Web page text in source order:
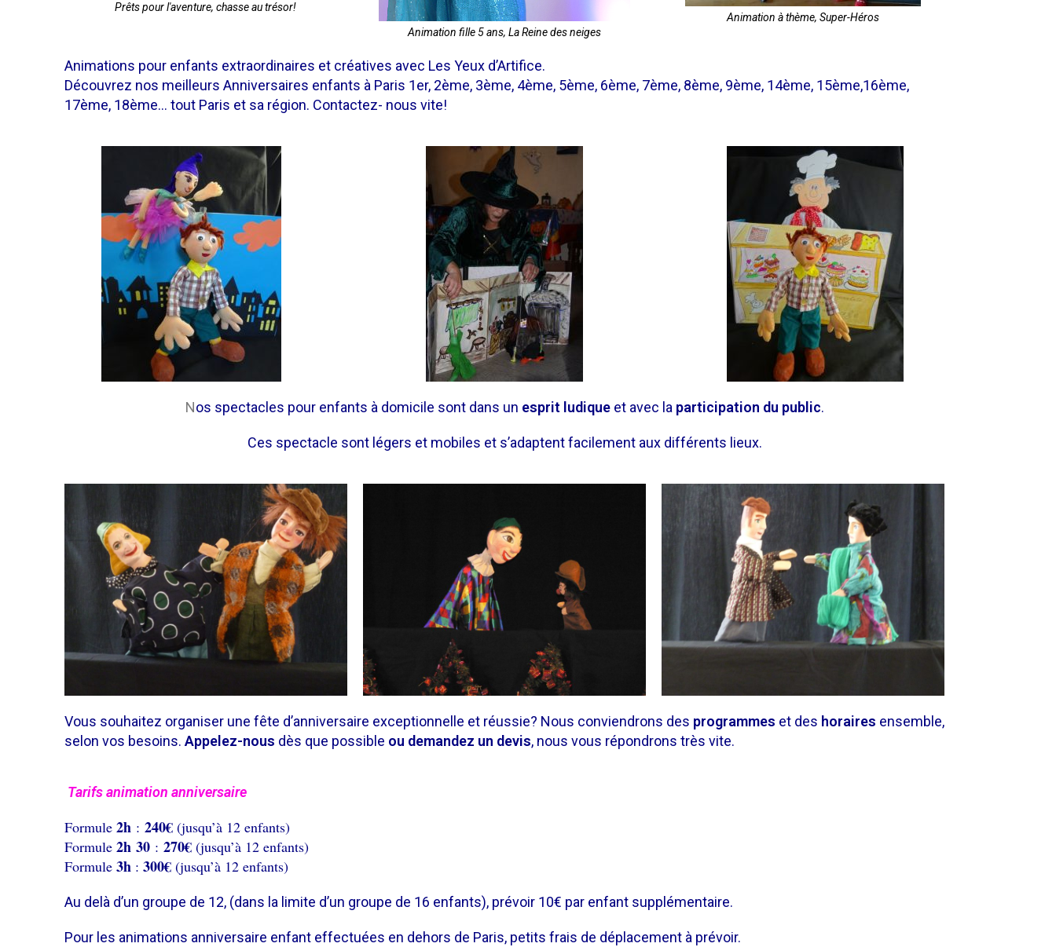
Prêts pour l'aventure, chasse au trésor!
Animation fille 5 ans, La Reine des neiges
Animation à thème, Super-Héros
Animations pour enfants extraordinaires et créatives avec Les Yeux d’Artifice.
Découvrez nos meilleurs Anniversaires enfants à Paris 1er, 2ème, 3ème, 4ème, 5ème, 6ème, 7ème, 8ème, 9ème, 14ème, 15ème,16ème,
17ème, 18ème… tout Paris et sa région. Contactez- nous vite!
Nos spectacles pour enfants à domicile sont dans un esprit ludiqueet avec la participation du public.
Ces spectacle sont légers et mobiles et s’adaptent facilement aux différents lieux.
Vous souhaitez organiser une fête d’anniversaire exceptionnelle et réussie? Nous conviendrons des programmes et des horaires ensemble,
selon vos besoins. Appelez-nous dès que possible ou demandez un devis, nous vous répondrons très vite.
Tarifs animation anniversaire
Formule 2h : 240€ (jusqu’à 12 enfants)
Formule 2h 30 : 270€ (jusqu’à 12 enfants)
Formule 3h : 300€ (jusqu’à 12 enfants)
Au delà d’un groupe de 12, (dans la limite d’un groupe de 16 enfants), prévoir 10€ par enfant supplémentaire.
Pour les animations anniversaire enfant effectuées en dehors de Paris, petits frais de déplacement à prévoir.